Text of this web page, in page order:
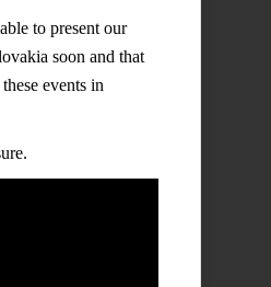
to present our
soon and that
events in